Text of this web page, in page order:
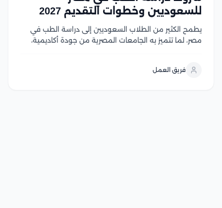
للسعوديين وخطوات التقديم 2027
يطمح الكثير من الطلاب السعوديين إلى دراسة الطب في
مصر، لما تتميز به الجامعات المصرية من جودة أكاديمية،
يتطلب استيفاء مجموعة من الشروط، في...
فريق العمل